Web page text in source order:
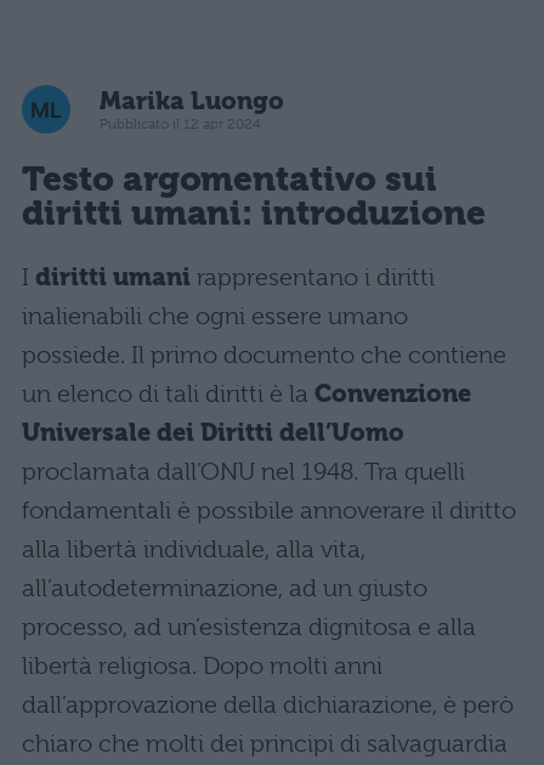
Marika Luongo
Pubblicato il 12 apr 2024
Testo argomentativo sui
diritti umani: introduzione
I diritti umani rappresentano i diritti
inalienabili che ogni essere umano
possiede. Il primo documento che contiene
un elenco di tali diritti è la Convenzione
Universale dei Diritti dell’Uomo
proclamata dall’ONU nel 1948. Tra quelli
fondamentali è possibile annoverare il diritto
alla libertà individuale, alla vita,
all’autodeterminazione, ad un giusto
processo, ad un’esistenza dignitosa e alla
libertà religiosa. Dopo molti anni
dall’approvazione della dichiarazione, è però
chiaro che molti dei principi di salvaguardia